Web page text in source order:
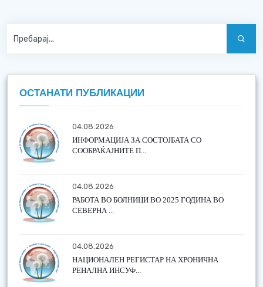
ОСТАНАТИ ПУБЛИКАЦИИ
04.08.2026
ИНФОРМАЦИЈА ЗА СОСТОЈБАТА СО
СООБРАЌАЈНИТЕ П...
04.08.2026
РАБОТА ВО БОЛНИЦИ ВО 2025 ГОДИНА ВО
СЕВЕРНА ...
04.08.2026
НАЦИОНАЛЕН РЕГИСТАР НА ХРОНИЧНА
РЕНАЛНА ИНСУФ...